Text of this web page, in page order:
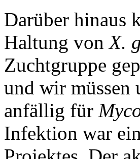
Darüber hinaus
Haltung vonX.
Zuchtgruppe
und wir müssen
anfällig für
Infektion war